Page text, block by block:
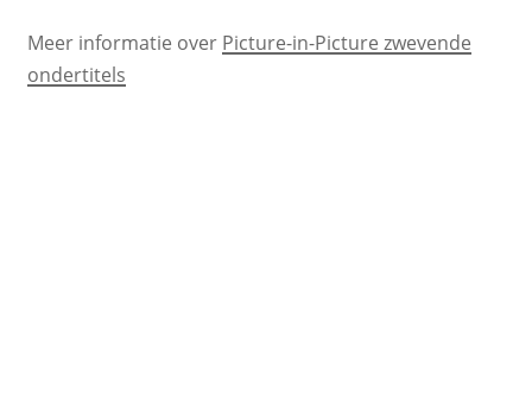
Meer informatie over Picture-in-Picture zwevende
ondertitels